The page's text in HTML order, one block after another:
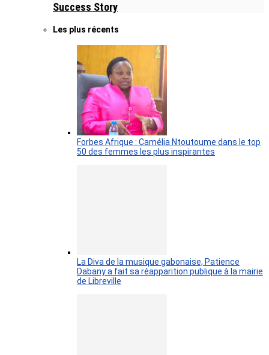
Success Story
Les plus récents
Forbes Afrique : Camélia Ntoutoume dans le top
50 des femmes les plus inspirantes
La Diva de la musique gabonaise, Patience
Dabany a fait sa réapparition publique à la mairie
de Libreville